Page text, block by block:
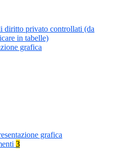
diritto privato controllati (da
in tabelle)
grafica
grafica
3